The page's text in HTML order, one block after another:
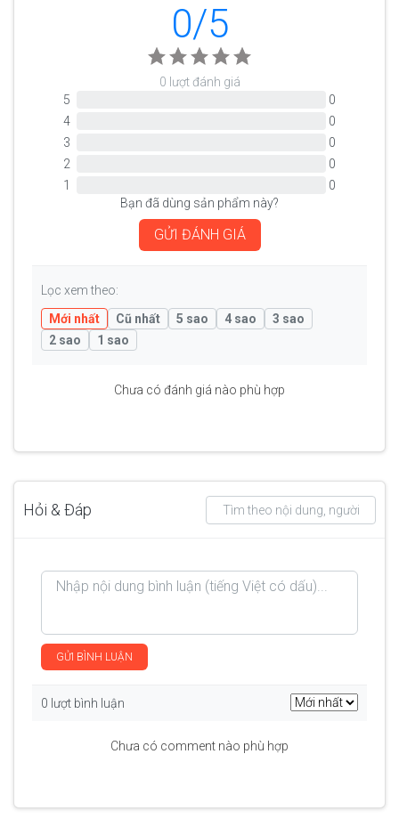
0/5
0 lượt đánh giá
5
0
4
0
3
0
2
0
1
0
Bạn đã dùng sản phẩm này?
GỬI ĐÁNH GIÁ
Lọc xem theo:
Mới nhất
Cũ nhất 5 sao 4 sao
3 sao
2 sao
1 sao
Chưa có đánh giá nào phù hợp
Hỏi & Đáp
GỬI BÌNH LUẬN
0 lượt bình luận
Chưa có comment nào phù hợp